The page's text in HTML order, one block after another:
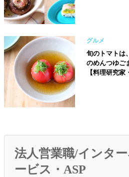
グルメ
旬のトマトは
のめんつゆご
【料理研究
法人営業職/インタ
ービス・ASP